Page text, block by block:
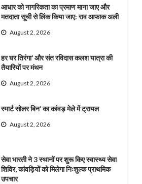
आधार को नागरिकता का प्रमाण माना जाए और
मतदाता सूची से लिंक किया जाए: राव आफाक अली
August 2, 2026
हर घर तिरंगा’ और संत रविदास कलश यात्रा की
तैयारियों पर मंथन
August 2, 2026
स्मार्ट सोलर बिन’ का कांवड़ मेले में ट्रायल
August 2, 2026
सेवा भारती ने 3 स्थानों पर शुरू किए स्वास्थ्य सेवा
शिविर, कांवड़ियों को मिलेगा निःशुल्क प्राथमिक
उपचार